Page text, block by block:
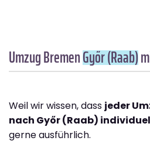
Umzug BremenGyőr (Raab)
Weil wir wissen, dass jeder
nach Győr (Raab)
gerne ausführlich.